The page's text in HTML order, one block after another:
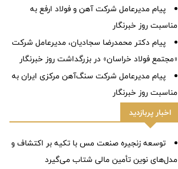
پیام مدیرعامل شرکت آهن و فولاد ارفع به
مناسبت روز خبرنگار
پیام دکتر محمدرضا سجادیان، مدیرعامل شرکت
«مجتمع فولاد خراسان» در بزرگداشت روز خبرنگار
پیام مدیرعامل شرکت سنگ‌آهن مرکزی ایران به
مناسبت روز خبرنگار
اخبار پربازدید
توسعه زنجیره صنعت مس با تکیه بر اکتشاف و
مدل‌های نوین تأمین مالی شتاب می‌گیرد